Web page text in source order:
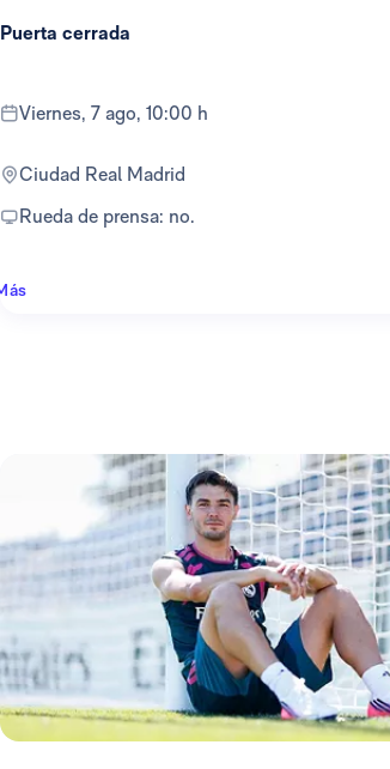
Puerta cerrada
viernes, 7 ago, 10:00 h
Ciudad Real Madrid
Rueda de prensa: no.